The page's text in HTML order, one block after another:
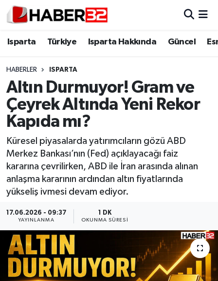
Isparta Türkiye Isparta Hakkında Güncel
HABERLER ISPARTA
Altın Durmuyor! Gram ve
Çeyrek Altında Yeni Rekor
Kapıda mı?
Küresel piyasalarda yatırımcıların gözü ABD
Merkez Bankası’nın (Fed) açıklayacağı faiz
kararına çevrilirken, ABD ile İran arasında alınan
anlaşma kararının ardından altın fiyatlarında
yükseliş ivmesi devam ediyor.
17.06.2026 - 09:37
YAYINLANMA
1 DK
OKUNMA SÜRESI
Isparta
Esnaf Diyor ki;
ASAYİŞ
BİLİM VE TEKNOLOJİ
GENEL
Güncel
HABERDE İNSAN
İlginç
Isparta Nöbetçi Eczaneler
Isparta Trafik Yoğunluk Haritası
Süper Lig Puan Durumu ve Fikstür
Tüm Manşetler
Son Dakika Haberleri
Haber Arşivi